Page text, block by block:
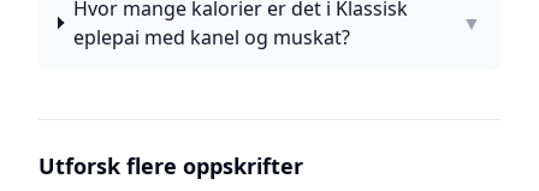
Hvor mange kalorier er det i Klassisk
eplepai med kanel og muskat?
▼
Utforsk flere oppskrifter